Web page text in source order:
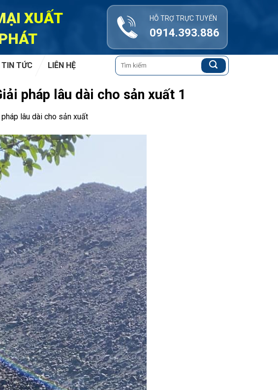
XUẤT
HỖ TRỢ TRỰC TUYẾN
0914.393.886
TIN TỨC LIÊN HỆ
Tìm
kiếm:
pháp lâu dài cho sản xuất 1
lâu dài cho sản xuất